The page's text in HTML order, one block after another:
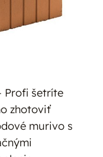
Profi šetríte
zhotoviť
murivo s